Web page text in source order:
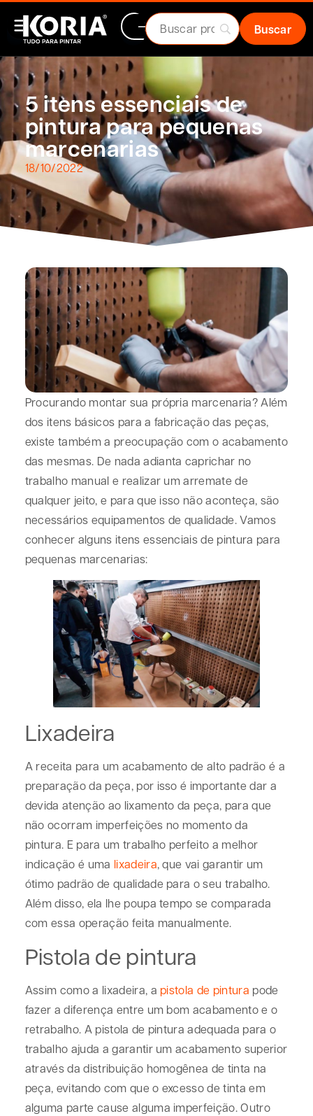
5 itens essenciais de
pintura para pequenas
marcenarias
18/10/2022
Procurando montar sua própria marcenaria? Além
dos itens básicos para a fabricação das peças,
existe também a preocupação com o acabamento
das mesmas. De nada adianta caprichar no
trabalho manual e realizar um arremate de
qualquer jeito, e para que isso não aconteça, são
necessários equipamentos de qualidade. Vamos
conhecer alguns itens essenciais de pintura para
pequenas marcenarias:
Lixadeira
A receita para um acabamento de alto padrão é a
preparação da peça, por isso é importante dar a
devida atenção ao lixamento da peça, para que
não ocorram imperfeições no momento da
pintura. E para um trabalho perfeito a melhor
indicação é uma lixadeira, que vai garantir um
ótimo padrão de qualidade para o seu trabalho.
Além disso, ela lhe poupa tempo se comparada
com essa operação feita manualmente.
Pistola de pintura
Assim como a lixadeira, a pistola de pintura pode
fazer a diferença entre um bom acabamento e o
retrabalho. A pistola de pintura adequada para o
trabalho ajuda a garantir um acabamento superior
através da distribuição homogênea de tinta na
peça, evitando com que o excesso de tinta em
alguma parte cause alguma imperfeição. Outro